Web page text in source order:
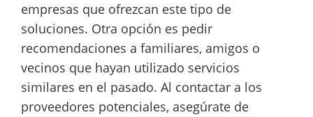
empresas que ofrezcan este tipo de
soluciones. Otra opción es pedir
recomendaciones a familiares, amigos o
vecinos que hayan utilizado servicios
similares en el pasado. Al contactar a los
proveedores potenciales, asegúrate de